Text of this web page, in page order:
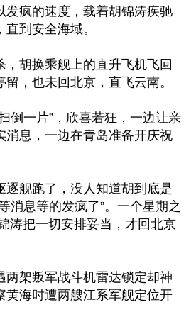
发疯的速度，载着胡锦涛疾驰
到安全海域。
，胡换乘舰上的直升飞机飞回
，也未回北京，直飞云南。
倒一片”，欣喜若狂，一边让亲
消息，一边在青岛准备开庆祝
逐舰跑了，没人知道胡到底是
消息等的发疯了”。一个星期之
涛把一切安排妥当，才回北京
两架叛军战斗机雷达锁定却神
黄海时遭两艘江系军舰定位开